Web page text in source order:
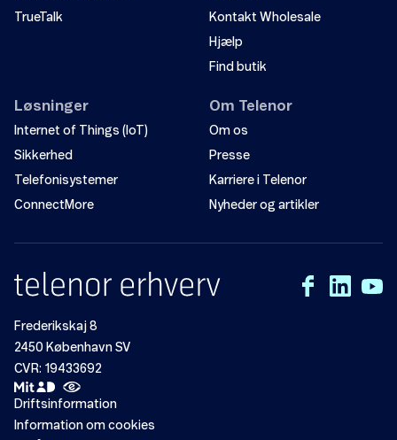
TrueTalk
Kontakt Wholesale
Hjælp
Find butik
Løsninger
Internet of Things (IoT)
Sikkerhed
Telefonisystemer
ConnectMore
Om Telenor
Om os
Presse
Karriere i Telenor
Nyheder og artikler
Frederikskaj 8
2450 København SV
CVR: 19433692
Driftsinformation
Information om cookies